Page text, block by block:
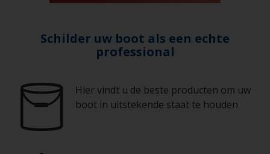
Schilder uw boot als een echte
professional
Hier vindt u de beste producten om uw
boot in uitstekende staat te houden